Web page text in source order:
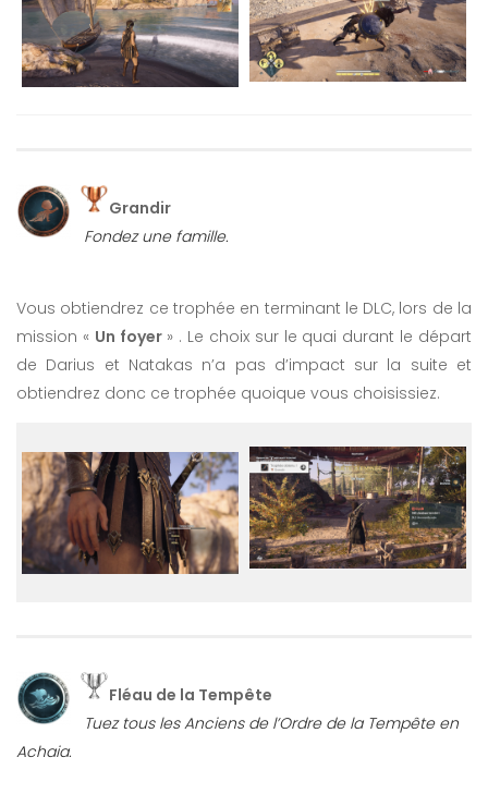
Grandir
Fondez une famille.
Vous obtiendrez ce trophée en terminant le DLC, lors de la
mission « Un foyer» . Le choix sur le quai durant le départ
de Darius et Natakas n’a pas d’impact sur la suite et
obtiendrez donc ce trophée quoique vous choisissiez.
Fléau de la Tempête
Tuez tous les Anciens de l’Ordre de la Tempête en
Achaia.